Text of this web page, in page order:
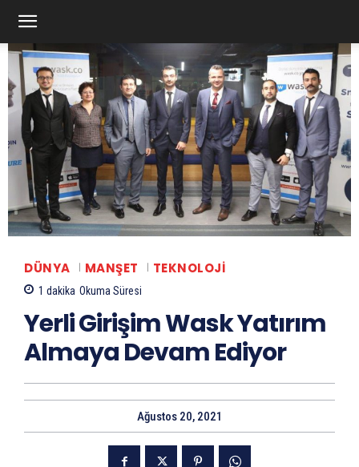
DÜNYA MANŞET TEKNOLOJI
1 dakika Okuma Süresi
Yerli Girişim Wask Yatırım
Almaya Devam Ediyor
Ağustos 20, 2021